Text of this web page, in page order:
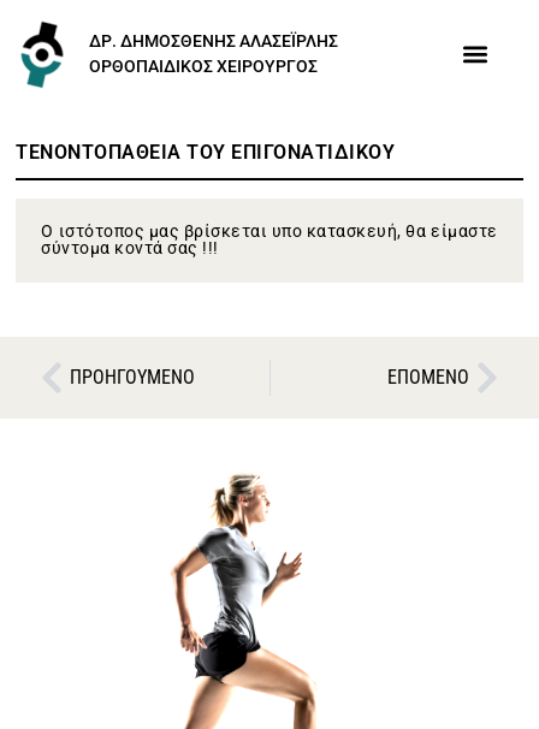
ΔΡ. ΔΗΜΟΣΘΕΝΗΣ ΑΛΑΣΕΪΡΛΗΣ
ΟΡΘΟΠΑΙΔΙΚΟΣ ΧΕΙΡΟΥΡΓΟΣ
ΤΕΝΟΝΤΟΠΑΘΕΙΑ ΤΟΥ ΕΠΙΓΟΝΑΤΙΔΙΚΟΥ
Ο ιστότοπος μας βρίσκεται υπο κατασκευή, θα είμαστε
σύντομα κοντά σας !!!
ΠΡΟΗΓΟΥΜΕΝΟ ΕΠΟΜΕΝΟ